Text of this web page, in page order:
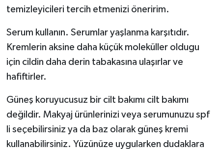
temizleyicileri tercih etmenizi öneririm.
Serum kullanın. Serumlar yaşlanma karşıtıdır.
Kremlerin aksine daha küçük moleküller oldugu
için cildin daha derin tabakasına ulaşırlar ve
hafiftirler.
Güneş koruyucusuz bir cilt bakımı cilt bakımı
değildir. Makyaj ürünlerinizi veya serumunuzu spf
li seçebilirsiniz ya da baz olarak güneş kremi
kullanabilirsiniz. Yüzünüze uygularken dudaklara